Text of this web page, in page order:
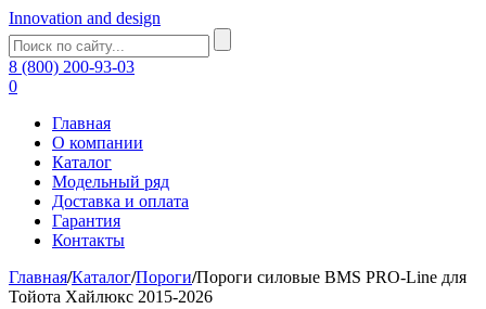
Innovation and design
8 (800) 200-93-03
0
Главная
О компании
Каталог
Модельный ряд
Доставка и оплата
Гарантия
Контакты
Главная/Каталог/Пороги/Пороги силовые BMS PRO-Line для
Тойота Хайлюкс 2015-2026